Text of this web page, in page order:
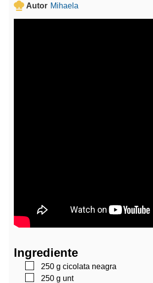
Autor Mihaela
Ingrediente
▢
250 g cicolata neagra
▢
250 g unt